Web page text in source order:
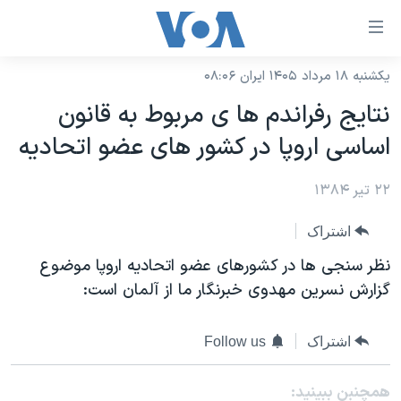
لینکهای
دسترسی
جهش
به
محتوای
اصلی
جهش
صفحه
اصلی
جهش
جستجو
نسخه سبک وب‌سایت
موضوع ها
ایران
آمریکا
ورزشی
ویژه برنامه‌ها
ویدیوها
برنامه های تلویزیونی
جدول برنامه ها
صفحه‌های ویژه
جام جهانی ۲۰۲۶
بایگانی برنامه‌های تلویزیونی
فرکانس‌های صدای آمریکا
یادگیری زبان انگلیسی
یکشنبه ۱۸ مرداد ۱۴۰۵ ایران ۰۸:۰۶
نتايج رفراندم ها ی مربوط به قانون
اساسی اروپا در کشور های عضو اتحاديه
۲۲ تیر ۱۳۸۴
اشتراک
نظر سنجی ها در کشورهای عضو اتحاديه اروپا موضوع
گزارش نسرين مهدوی خبرنگار ما از آلمان است:
اشتراک Follow us
همچنبن ببینید: